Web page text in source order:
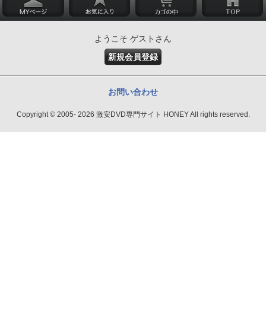
ようこそ ゲストさん
新規会員登録
お問い合わせ
Copyright © 2005- 2026 激安DVD専門サイト HONEY All rights reserved.